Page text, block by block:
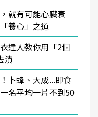
就有可能心臟衰
養心」之道
達人教你用「2個
漬
卜蜂、大成...即食
名平均一片不到50